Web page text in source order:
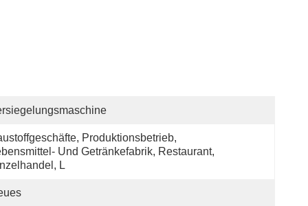
Produktionsbetrieb,
Und Getränkefabrik, Restaurant,
L